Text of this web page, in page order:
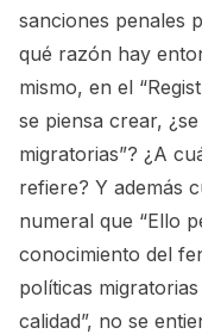
sanciones penales
qué razón hay
mismo, en el
se piensa crear,
migratorias”? ¿A
refiere? Y además
numeral que “Ello
conocimiento del
políticas
calidad”, no se